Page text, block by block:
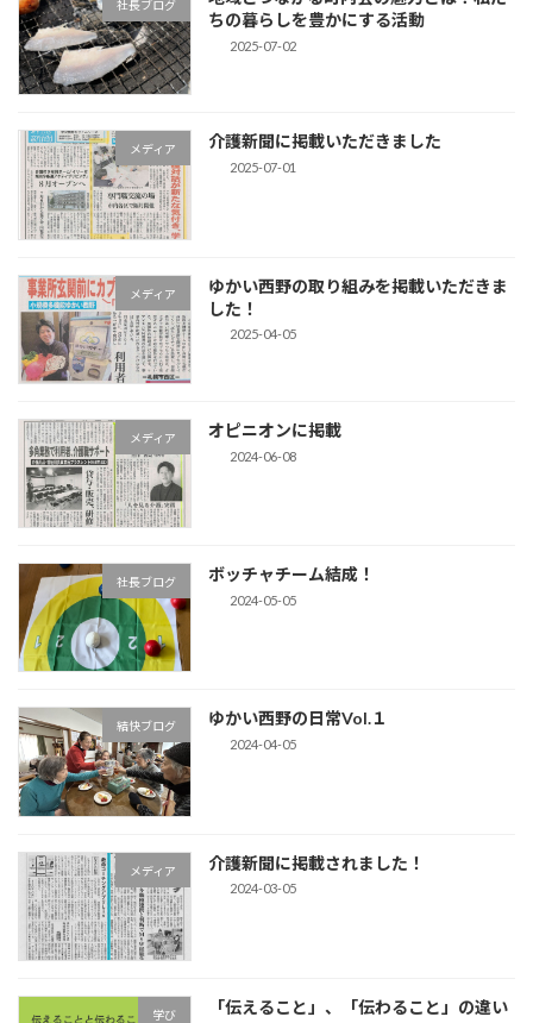
社長ブログ
ちの暮らしを豊かにする活動
2025-07-02
メディア 介護新聞に掲載いただきました
2025-07-01
メディア
ゆかい西野の取り組みを掲載いただきま
した！
2025-04-05
メディア オピニオンに掲載
2024-06-08
社長ブログ ボッチャチーム結成！
2024-05-05
結快ブログ ゆかい西野の日常Vol.１
2024-04-05
メディア 介護新聞に掲載されました！
2024-03-05
学び 「伝えること」、「伝わること」の違い